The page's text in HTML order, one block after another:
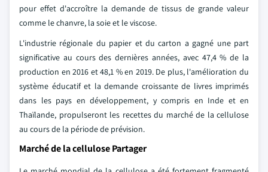
pour effet d'accroître la demande de tissus de grande valeur
comme le chanvre, la soie et le viscose.
L'industrie régionale du papier et du carton a gagné une part
significative au cours des dernières années, avec 47,4 % de la
production en 2016 et 48,1 % en 2019. De plus, l'amélioration du
système éducatif et la demande croissante de livres imprimés
dans les pays en développement, y compris en Inde et en
Thaïlande, propulseront les recettes du marché de la cellulose
au cours de la période de prévision.
Marché de la cellulose Partager